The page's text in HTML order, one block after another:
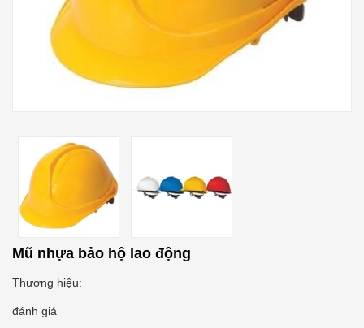
Mũ nhựa bảo hộ lao động
Thương hiệu:
đánh giá